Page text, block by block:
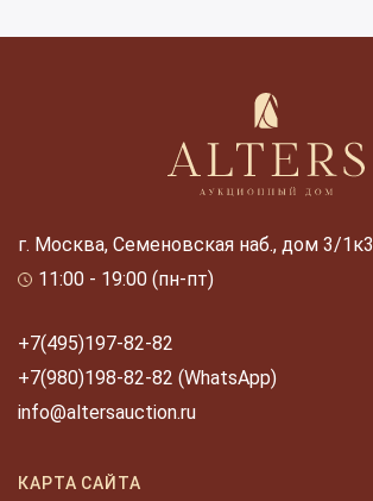
г. Москва, Семеновская наб., дом 3/1к3
11:00 - 19:00 (пн-пт)
+7(495)197-82-82
+7(980)198-82-82 (WhatsApp)
info@altersauction.ru
КАРТА САЙТА